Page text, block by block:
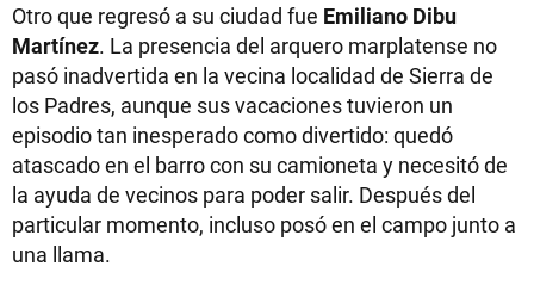
Otro que regresó a su ciudad fue Emiliano Dibu
Martínez. La presencia del arquero marplatense no
pasó inadvertida en la vecina localidad de Sierra de
los Padres, aunque sus vacaciones tuvieron un
episodio tan inesperado como divertido: quedó
atascado en el barro con su camioneta y necesitó de
la ayuda de vecinos para poder salir. Después del
particular momento, incluso posó en el campo junto a
una llama.